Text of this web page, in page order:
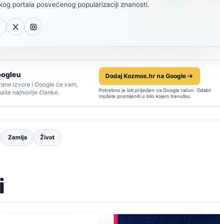
portala posvećenog popularizaciji znanosti.
izvore i Google će vam,
najnovije članke.
Dodaj Kozmos.hr na Google
Potrebno je biti prijavljen na Google račun. Odabir
možete promijeniti u bilo kojem trenutku.
Zemlja Život